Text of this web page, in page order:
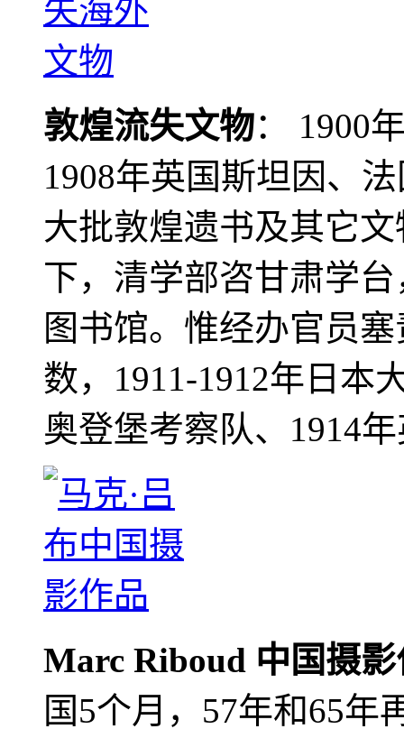
敦煌流失文物： 1900
1908年英国斯坦因、
大批敦煌遗书及其它
下，清学部咨甘肃学
图书馆。惟经办官员
数，1911-1912年日本
奥登堡考察队、1914
Marc Riboud 中国摄
国5个月，57年和65年